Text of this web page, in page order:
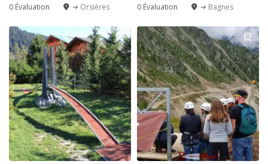
0 Évaluation ➔ Orsières 0 Évaluation ➔ Bagnes